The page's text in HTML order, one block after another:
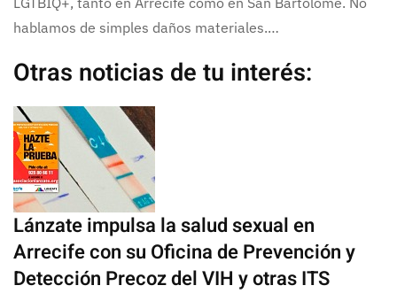
hablamos de simples daños materiales.…
Otras noticias de tu interés:
Lánzate impulsa la salud sexual en
Arrecife con su Oficina de Prevención y
Detección Precoz del VIH y otras ITS